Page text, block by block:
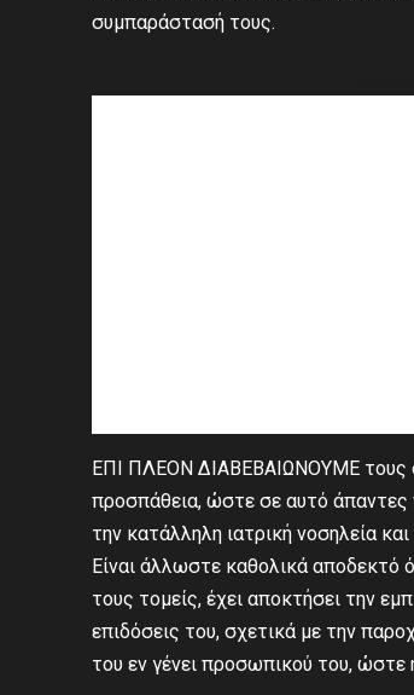
συμπαράστασή τους.
ΕΠΙ ΠΛΕΟΝ ΔΙΑΒΕΒΑΙΩΝΟΥΜΕ τους
προσπάθεια, ώστε σε αυτό άπαντες
την κατάλληλη ιατρική νοσηλεία
Είναι άλλωστε καθολικά αποδεκτό
τους τομείς, έχει αποκτήσει την
επιδόσεις του, σχετικά με την
του εν γένει προσωπικού του, ώστε